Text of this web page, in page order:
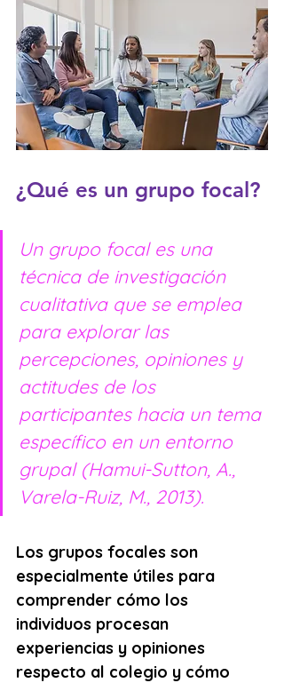
¿Qué es un grupo focal?
Un grupo focal es una
técnica de investigación
cualitativa que se emplea
para explorar las
percepciones, opiniones y
actitudes de los
participantes hacia un tema
específico en un entorno
grupal (Hamui-Sutton, A.,
Varela-Ruiz, M., 2013).
Los grupos focales son
especialmente útiles para
comprender cómo los
individuos procesan
experiencias y opiniones
respecto al colegio y cómo